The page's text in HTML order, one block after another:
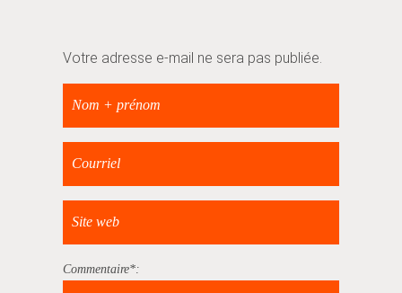
Votre adresse e-mail ne sera pas publiée.
Commentaire